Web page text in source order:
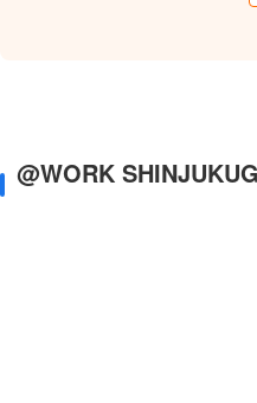
@WORK